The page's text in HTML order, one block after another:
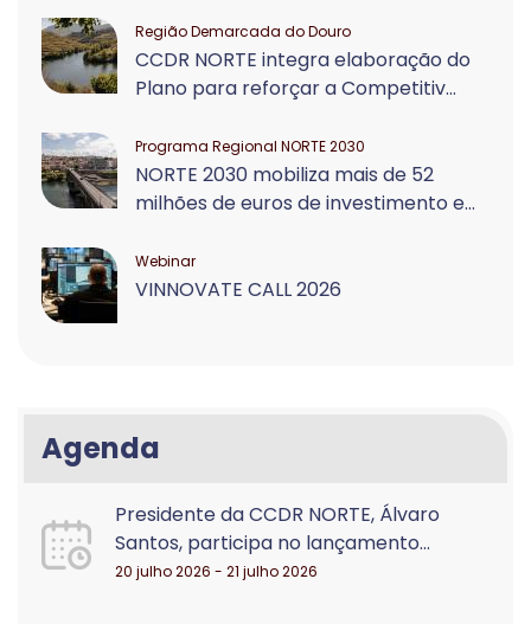
Região Demarcada do Douro
CCDR NORTE integra elaboração do
Plano para reforçar a Competitiv...
Programa Regional NORTE 2030
NORTE 2030 mobiliza mais de 52
milhões de euros de investimento e...
Webinar
VINNOVATE CALL 2026
Agenda
Presidente da CCDR NORTE, Álvaro
Santos, participa no lançamento...
20 julho 2026 - 21 julho 2026